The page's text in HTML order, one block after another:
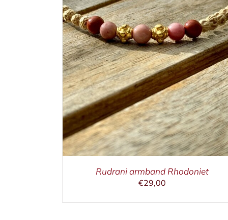
Rudrani armband Rhodoniet
€29,00
IN WINKELMAND / DETAILS